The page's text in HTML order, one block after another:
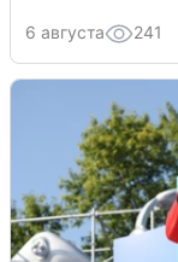
6 августа 241